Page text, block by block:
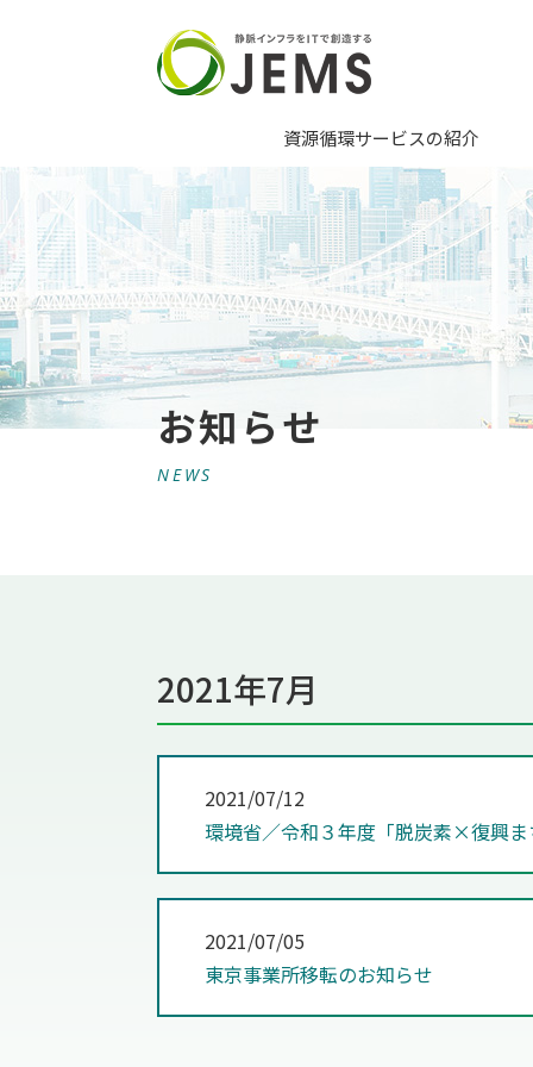
資源循環サービスの紹介
お知らせ
NEWS
2021年7月
2021/07/12
環境省／令和３年度「脱炭素×復興
2021/07/05
東京事業所移転のお知らせ